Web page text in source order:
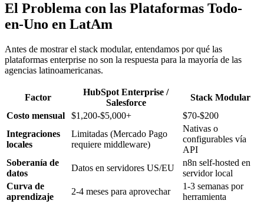
El Problema con las Plataformas Todo-
en-Uno en LatAm
Antes de mostrar el stack modular, entendamos por qué las
plataformas enterprise no son la respuesta para la mayoría de las
agencias latinoamericanas.
Factor
HubSpot Enterprise /
Salesforce
Stack Modular
Costo mensual
$1,200-$5,000+
$70-$200
Integraciones
locales
Limitadas (Mercado Pago
requiere middleware)
Nativas o
configurables vía
API
Soberanía de
datos
Datos en servidores US/EU
n8n self-hosted en
servidor local
Curva de
aprendizaje
2-4 meses para aprovechar
1-3 semanas por
herramienta